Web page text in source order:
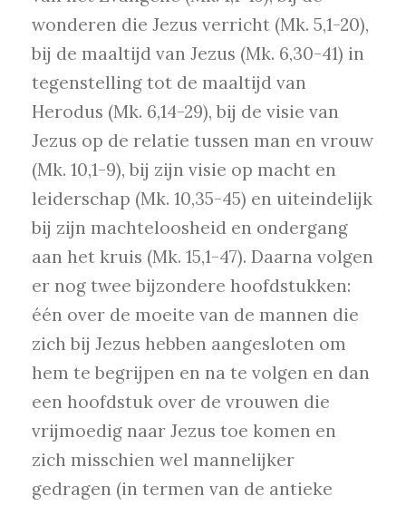
wonderen die Jezus verricht (Mk. 5,1-20),
bij de maaltijd van Jezus (Mk. 6,30-41) in
tegenstelling tot de maaltijd van
Herodus (Mk. 6,14-29), bij de visie van
Jezus op de relatie tussen man en vrouw
(Mk. 10,1-9), bij zijn visie op macht en
leiderschap (Mk. 10,35-45) en uiteindelijk
bij zijn machteloosheid en ondergang
aan het kruis (Mk. 15,1-47). Daarna volgen
er nog twee bijzondere hoofdstukken:
één over de moeite van de mannen die
zich bij Jezus hebben aangesloten om
hem te begrijpen en na te volgen en dan
een hoofdstuk over de vrouwen die
vrijmoedig naar Jezus toe komen en
zich misschien wel mannelijker
gedragen (in termen van de antieke